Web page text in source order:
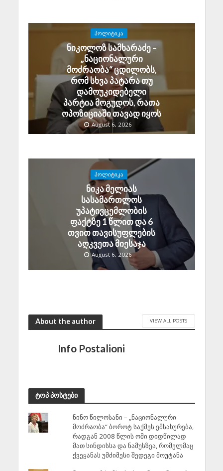
ᲞᲝᲚᲘᲢᲘᲙᲐ
ნიკოლოზ სამხარაძე –
„ნაციონალური
მოძრაობა“ ცდილობს,
რომ სხვა პატარა თუ
დამოუკიდებელი
პარტია მოგუდოს, რათა
ოპოზიციაში თავად იყოს
August 6, 2026
ᲞᲝᲚᲘᲢᲘᲙᲐ
ნიკა მელიას
სასამართლოს
უპატივცემლობის
ფაქტზე 1 წლით და 6
თვით თავისუფლების
აღკვეთა მიესაჯა
August 6, 2026
About the author VIEW ALL POSTS
Info Postalioni
ტოპ პოსტები
ნინო წილოსანი – „ნაციონალური
მოძრაობა“ ბოროტ საქმეს ემსახურება,
რადგან 2008 წლის ომი დიდწილად
მათ სინდისსა და ნამუსზეა, რომელმაც
ქვეყანას უმძიმესი შედეგი მოუტანა